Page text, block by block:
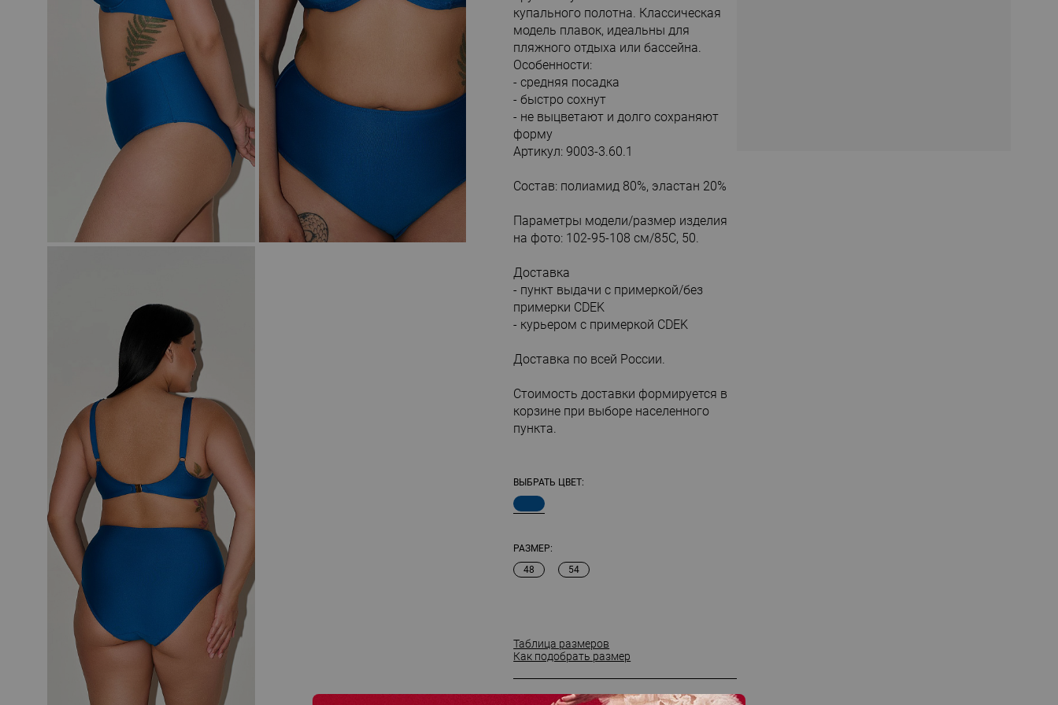
купального полотна. Классическая
модель плавок, идеальны для
пляжного отдыха или бассейна.
Особенности:
- средняя посадка
- быстро сохнут
- не выцветают и долго сохраняют
форму
Артикул: 9003-3.60.1
Состав: полиамид 80%, эластан 20%
Параметры модели/размер изделия
на фото: 102-95-108 см/85С, 50.
Доставка
- пункт выдачи с примеркой/без
примерки CDEK
- курьером с примеркой CDEK
Доставка по всей России.
Стоимость доставки формируется в
корзине при выборе населенного
пункта.
ВЫБРАТЬ ЦВЕТ:
РАЗМЕР:
48
54
Таблица размеров
Как подобрать размер